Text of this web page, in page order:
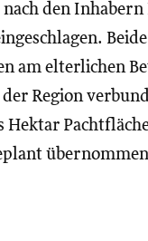
den
am elterlichen
Region